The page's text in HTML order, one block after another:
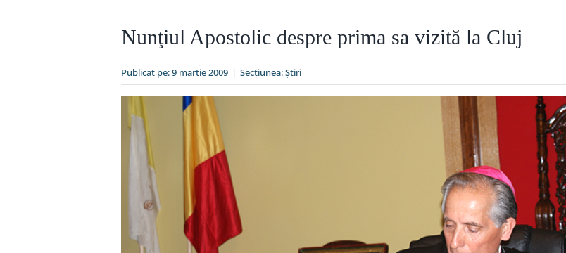
Nunţiul Apostolic despre prima sa vizită la Cluj
Publicat pe: 9 martie 2009 | Secțiunea:Ştiri